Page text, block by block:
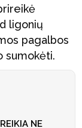
ligonių
pagalbos
sumokėti.
NE